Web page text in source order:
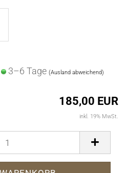
3–6 Tage(Ausland abweichend)
185,00 EUR
inkl. 19% MwSt.